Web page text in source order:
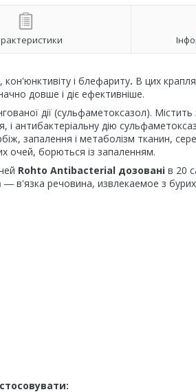
кон'юнктивіту і блефариту. В цих
довше і діє ефективніше.
дії (сульфаметоксазол). Містить
антибактеріальну дію
запалення і метаболізм тканин,
очей, борються із запаленням.
Rohto Antibacterial дозовані в 20
― в'язка речовина, извлекаемое з